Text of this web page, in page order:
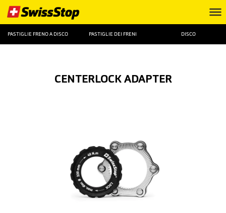
PASTIGLIE FRENO A DISCO PASTIGLIE DEI FRENI DISCO
CENTERLOCK ADAPTER